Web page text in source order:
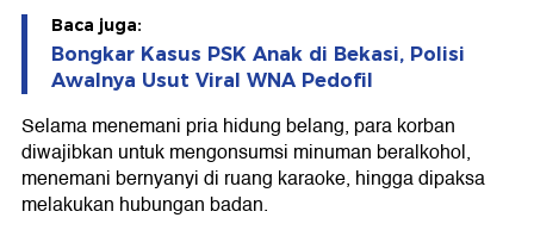
Baca juga:
Bongkar Kasus PSK Anak di Bekasi, Polisi
Awalnya Usut Viral WNA Pedofil
Selama menemani pria hidung belang, para korban
diwajibkan untuk mengonsumsi minuman beralkohol,
menemani bernyanyi di ruang karaoke, hingga dipaksa
melakukan hubungan badan.